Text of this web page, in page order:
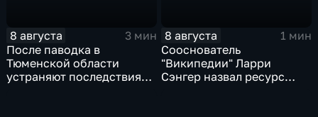
8 августа
3 мин
После паводка в
Тюменской области
устраняют последствия
8 августа
1 мин
Сооснователь
"Википедии" Ларри
Сэнгер назвал ресурс